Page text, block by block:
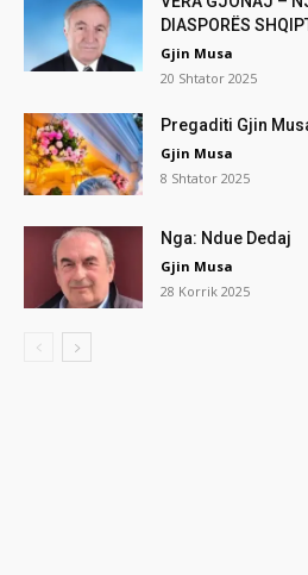
DIASPORËS
Gjin Musa
20 Shtator 2025
Pregaditi Gjin
Gjin Musa
8 Shtator 2025
Nga: Ndue Dedaj
Gjin Musa
28 Korrik 2025